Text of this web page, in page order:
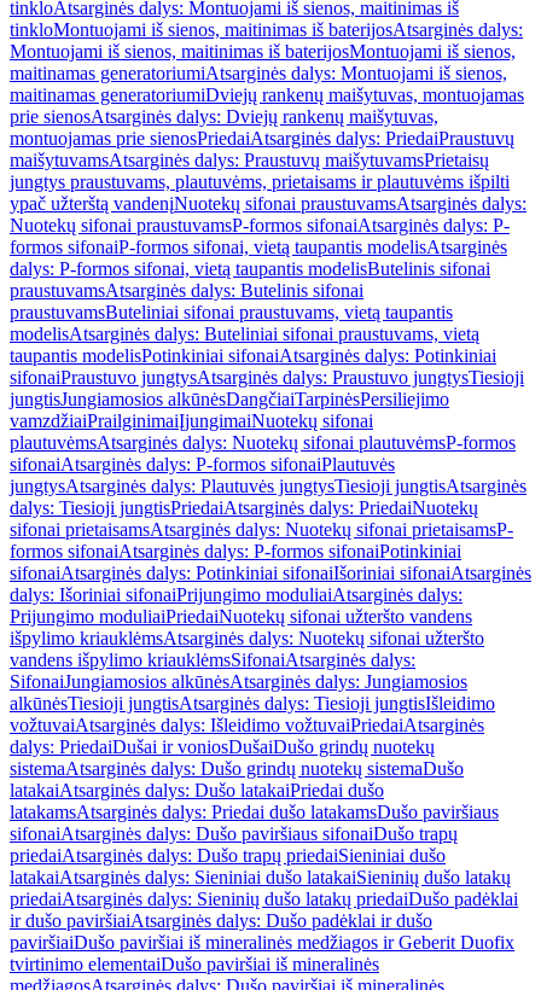
tinkloAtsarginės dalys: Montuojami iš sienos, maitinimas iš
tinkloMontuojami iš sienos, maitinimas iš baterijosAtsarginės dalys:
Montuojami iš sienos, maitinimas iš baterijosMontuojami iš sienos,
maitinamas generatoriumiAtsarginės dalys: Montuojami iš sienos,
maitinamas generatoriumiDviejų rankenų maišytuvas, montuojamas
prie sienosAtsarginės dalys: Dviejų rankenų maišytuvas,
montuojamas prie sienosPriedaiAtsarginės dalys: PriedaiPraustuvų
maišytuvamsAtsarginės dalys: Praustuvų maišytuvamsPrietaisų
jungtys praustuvams, plautuvėms, prietaisams ir plautuvėms išpilti
ypač užterštą vandenįNuotekų sifonai praustuvamsAtsarginės dalys:
Nuotekų sifonai praustuvamsP-formos sifonaiAtsarginės dalys: P-
formos sifonaiP-formos sifonai, vietą taupantis modelisAtsarginės
dalys: P-formos sifonai, vietą taupantis modelisButelinis sifonai
praustuvamsAtsarginės dalys: Butelinis sifonai
praustuvamsButeliniai sifonai praustuvams, vietą taupantis
modelisAtsarginės dalys: Buteliniai sifonai praustuvams, vietą
taupantis modelisPotinkiniai sifonaiAtsarginės dalys: Potinkiniai
sifonaiPraustuvo jungtysAtsarginės dalys: Praustuvo jungtysTiesioji
jungtisJungiamosios alkūnėsDangčiaiTarpinėsPersiliejimo
vamzdžiaiPrailginimaiĮjungimaiNuotekų sifonai
plautuvėmsAtsarginės dalys: Nuotekų sifonai plautuvėmsP-formos
sifonaiAtsarginės dalys: P-formos sifonaiPlautuvės
jungtysAtsarginės dalys: Plautuvės jungtysTiesioji jungtisAtsarginės
dalys: Tiesioji jungtisPriedaiAtsarginės dalys: PriedaiNuotekų
sifonai prietaisamsAtsarginės dalys: Nuotekų sifonai prietaisamsP-
formos sifonaiAtsarginės dalys: P-formos sifonaiPotinkiniai
sifonaiAtsarginės dalys: Potinkiniai sifonaiIšoriniai sifonaiAtsarginės
dalys: Išoriniai sifonaiPrijungimo moduliaiAtsarginės dalys:
Prijungimo moduliaiPriedaiNuotekų sifonai užteršto vandens
išpylimo kriauklėmsAtsarginės dalys: Nuotekų sifonai užteršto
vandens išpylimo kriauklėmsSifonaiAtsarginės dalys:
SifonaiJungiamosios alkūnėsAtsarginės dalys: Jungiamosios
alkūnėsTiesioji jungtisAtsarginės dalys: Tiesioji jungtisIšleidimo
vožtuvaiAtsarginės dalys: Išleidimo vožtuvaiPriedaiAtsarginės
dalys: PriedaiDušai ir voniosDušaiDušo grindų nuotekų
sistemaAtsarginės dalys: Dušo grindų nuotekų sistemaDušo
latakaiAtsarginės dalys: Dušo latakaiPriedai dušo
latakamsAtsarginės dalys: Priedai dušo latakamsDušo paviršiaus
sifonaiAtsarginės dalys: Dušo paviršiaus sifonaiDušo trapų
priedaiAtsarginės dalys: Dušo trapų priedaiSieniniai dušo
latakaiAtsarginės dalys: Sieniniai dušo latakaiSieninių dušo latakų
priedaiAtsarginės dalys: Sieninių dušo latakų priedaiDušo padėklai
ir dušo paviršiaiAtsarginės dalys: Dušo padėklai ir dušo
paviršiaiDušo paviršiai iš mineralinės medžiagos ir Geberit Duofix
tvirtinimo elementaiDušo paviršiai iš mineralinės
medžiagosAtsarginės dalys: Dušo paviršiai iš mineralinės